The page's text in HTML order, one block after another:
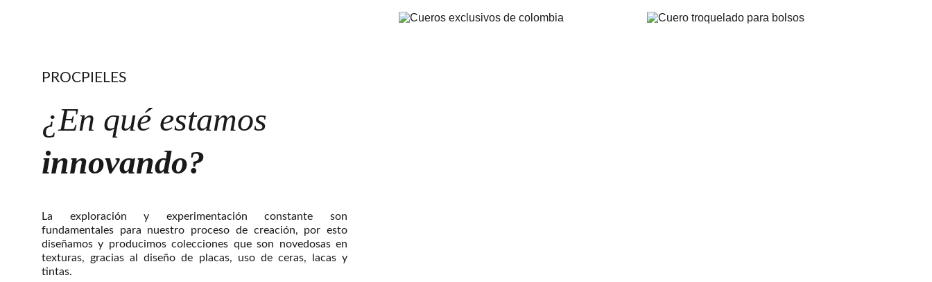
PROCPIELES
La exploración y experimentación constante son
fundamentales para nuestro proceso de creación, por esto
diseñamos y producimos colecciones que son novedosas en
texturas, gracias al diseño de placas, uso de ceras, lacas y
tintas.
¿En qué estamos
innovando?